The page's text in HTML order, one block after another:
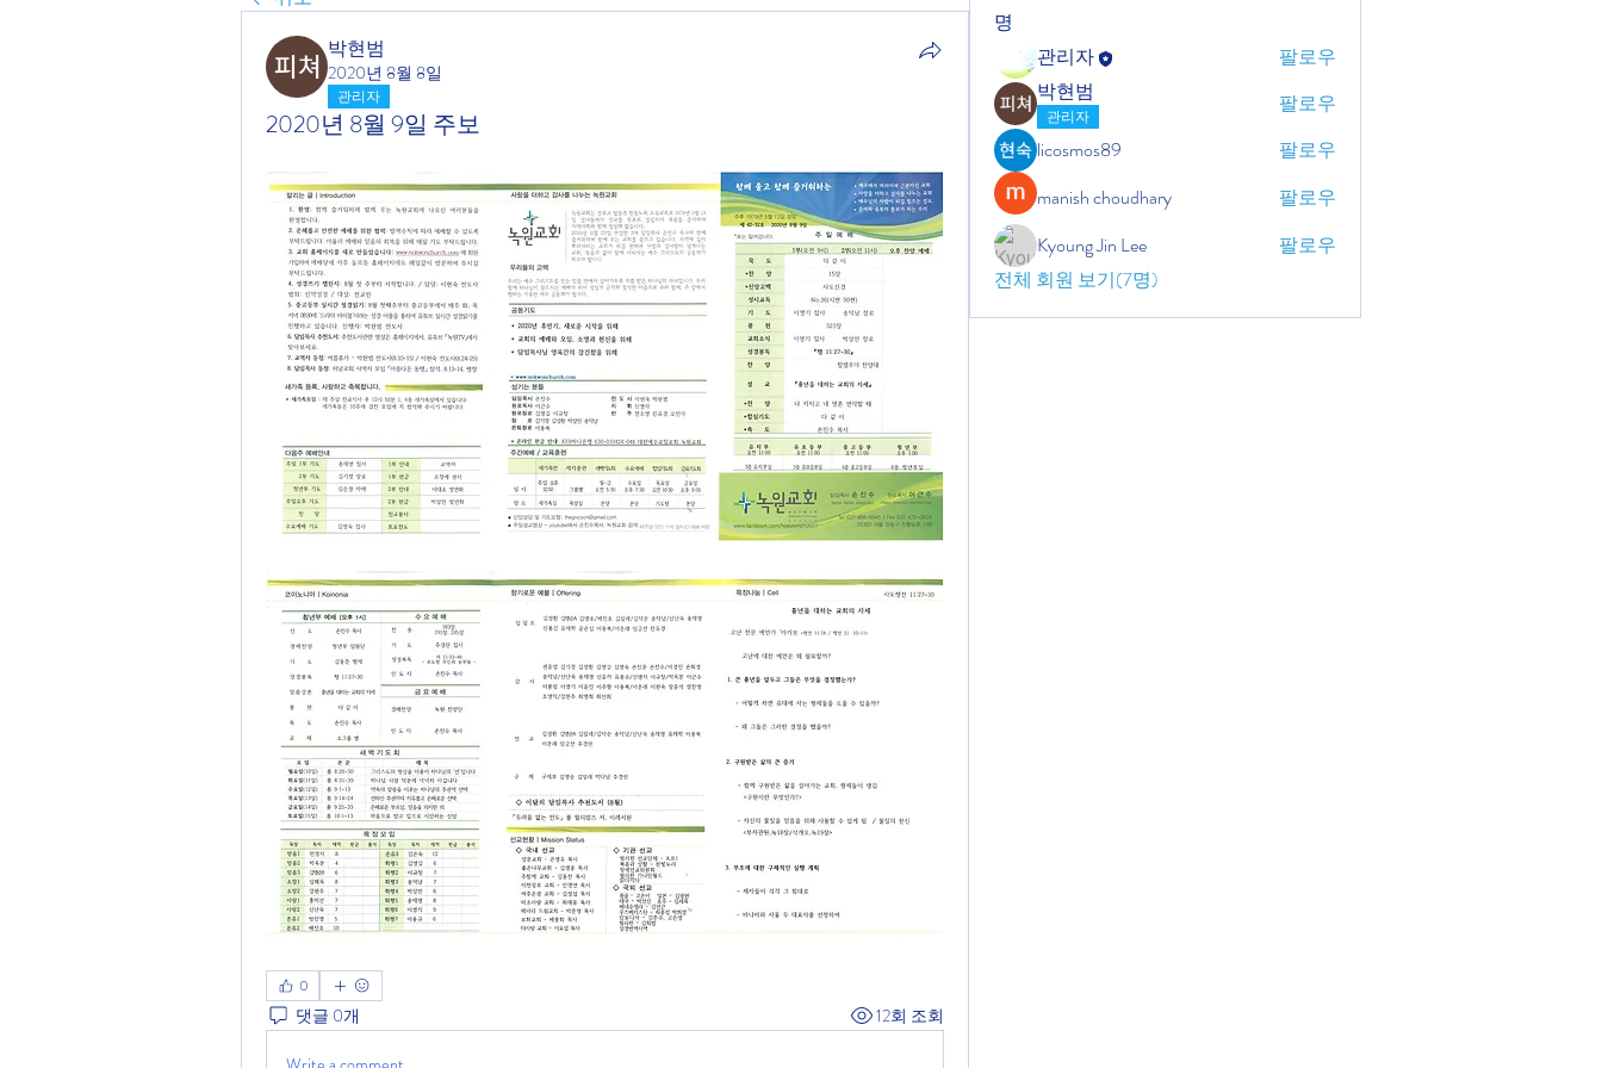
박현범
2020년 8월 8일
관리자
2020년 8월 9일 주보
0
댓글 0개 12회 조회
명
관리자
팔로우
박현범
관리자
팔로우
licosmos89
팔로우
manish choudhary
팔로우
Kyoung Jin Lee
팔로우
전체 회원 보기(7명)